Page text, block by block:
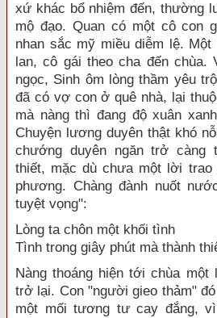
xứ khác bổ nhiệm đến, thường
mộ đạo. Quan có một cô con
nhan sắc mỹ miều diễm lệ. Một
lan, cô gái theo cha đến chùa.
ngọc, Sinh ôm lòng thầm yêu
đã có vợ con ở quê nhà, lại
mà nàng thì đang độ xuân
Chuyện lương duyên thật khó
chướng duyên ngăn trở càng
thiết, mặc dù chưa một lời
phương. Chàng đành nuốt
tuyệt vọng":
Lòng ta chôn một khối tình
Tình trong giây phút mà thành
Nàng thoáng hiện tới chùa một
trở lại. Con "người gieo thảm"
một mối tương tư cay đắng,